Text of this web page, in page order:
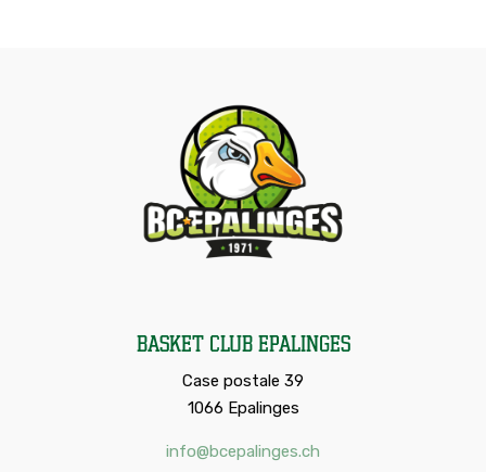
Basket Club Epalinges
Case postale 39
1066 Epalinges
info@bcepalinges.ch